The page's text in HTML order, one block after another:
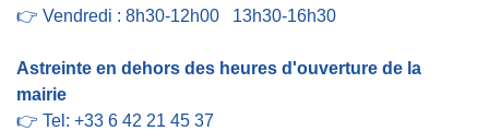
👉 Vendredi : 8h30-12h00 13h30-16h30
Astreinte en dehors des heures d'ouverture de la
mairie
👉 Tel: +33 6 42 21 45 37